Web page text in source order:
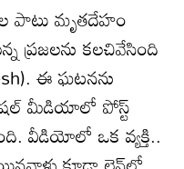
పాటు మృతదేహం
ప్రజలను కలచివేసింది
ఈ ఘటనను
సోషల్ మీడియాలో పోస్ట్
వీడియోలో ఒక వ్యక్తి..